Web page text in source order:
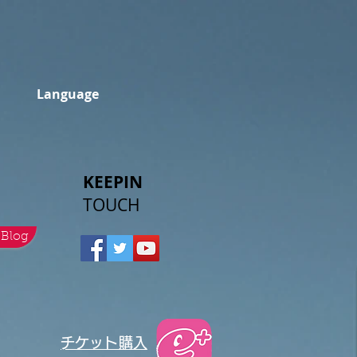
Language
Blog
KEEPIN
TOUCH
​チケット購入